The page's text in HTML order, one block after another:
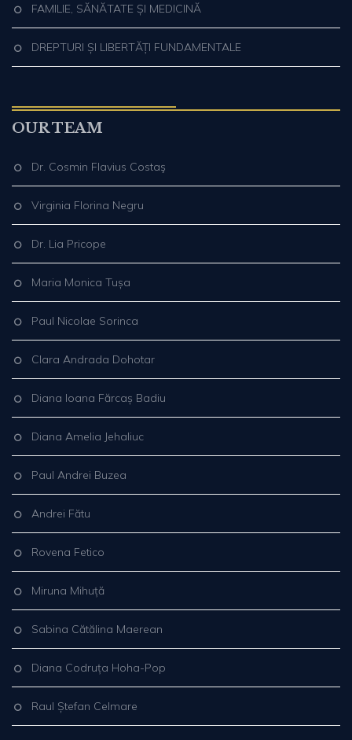
FAMILIE, SĂNĂTATE ȘI MEDICINĂ
DREPTURI ȘI LIBERTĂȚI FUNDAMENTALE
OUR TEAM
Dr. Cosmin Flavius Costaş
Virginia Florina Negru
Dr. Lia Pricope
Maria Monica Tușa
Paul Nicolae Sorinca
Clara Andrada Dohotar
Diana Ioana Fărcaș Badiu
Diana Amelia Jehaliuc
Paul Andrei Buzea
Andrei Fătu
Rovena Fetico
Miruna Mihuță
Sabina Cătălina Maerean
Diana Codruța Hoha-Pop
Raul Ștefan Celmare